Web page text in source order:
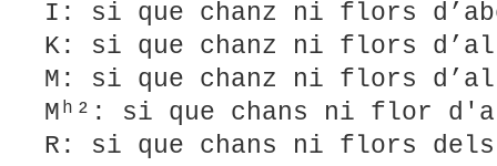
I: si que chanz ni flors
K: si que chanz ni flors
M: si que chanz ni flors
Mʰ²: si que chans ni flor
R: si que chans ni flors